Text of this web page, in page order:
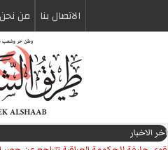
الاتصال بنا من نحن
اخر الاخبار